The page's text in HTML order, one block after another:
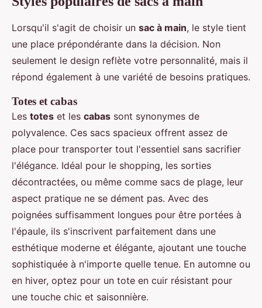
Lorsqu'il s'agit de choisir un sac à main, le style tient
une place prépondérante dans la décision. Non
seulement le design reflète votre personnalité, mais il
répond également à une variété de besoins pratiques.
Totes et cabas
Les totes et les cabas sont synonymes de
polyvalence. Ces sacs spacieux offrent assez de
place pour transporter tout l'essentiel sans sacrifier
l'élégance. Idéal pour le shopping, les sorties
décontractées, ou même comme sacs de plage, leur
aspect pratique ne se dément pas. Avec des
poignées suffisamment longues pour être portées à
l'épaule, ils s'inscrivent parfaitement dans une
esthétique moderne et élégante, ajoutant une touche
sophistiquée à n'importe quelle tenue. En automne ou
en hiver, optez pour un tote en cuir résistant pour
une touche chic et saisonnière.